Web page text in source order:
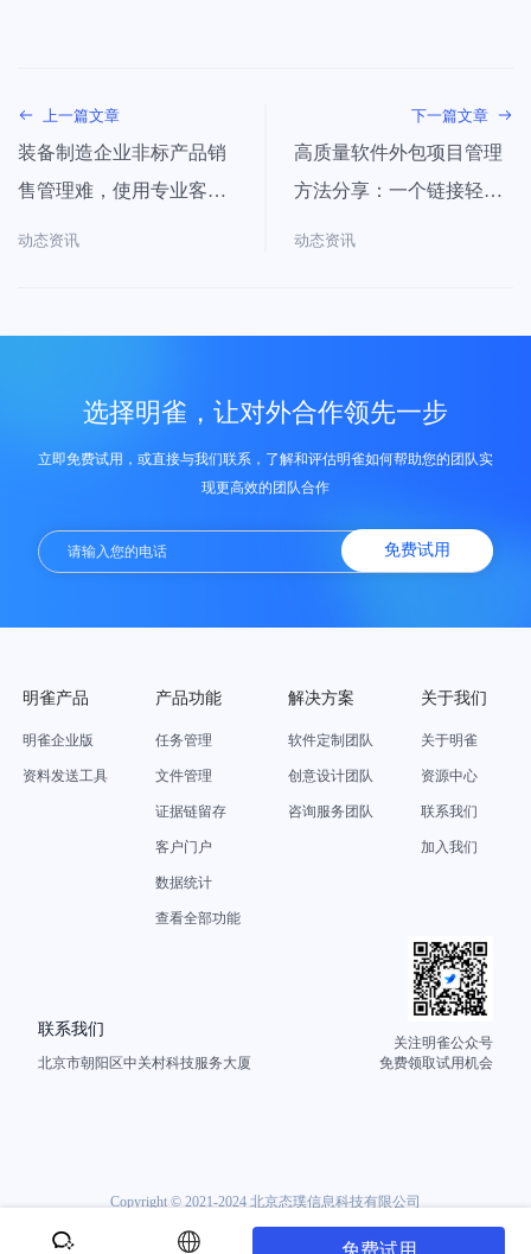
上一篇文章
装备制造企业非标产品销
售管理难，使用专业客户
协同平台更科学
动态资讯
下一篇文章
高质量软件外包项目管理
方法分享：一个链接轻松
管理
动态资讯
免费试用
选择明雀，让对外合作领先一步
立即免费试用，或直接与我们联系，了解和评估明雀如何帮助您的团队实
现更高效的团队合作
免费试用
明雀产品
明雀企业版
资料发送工具
产品功能
任务管理
文件管理
证据链留存
客户门户
数据统计
查看全部功能
解决方案
软件定制团队
创意设计团队
咨询服务团队
关于我们
关于明雀
资源中心
联系我们
加入我们
联系我们
北京市朝阳区中关村科技服务大厦
关注明雀公众号
免费领取试用机会
Copyright © 2021-2024 北京态璞信息科技有限公司